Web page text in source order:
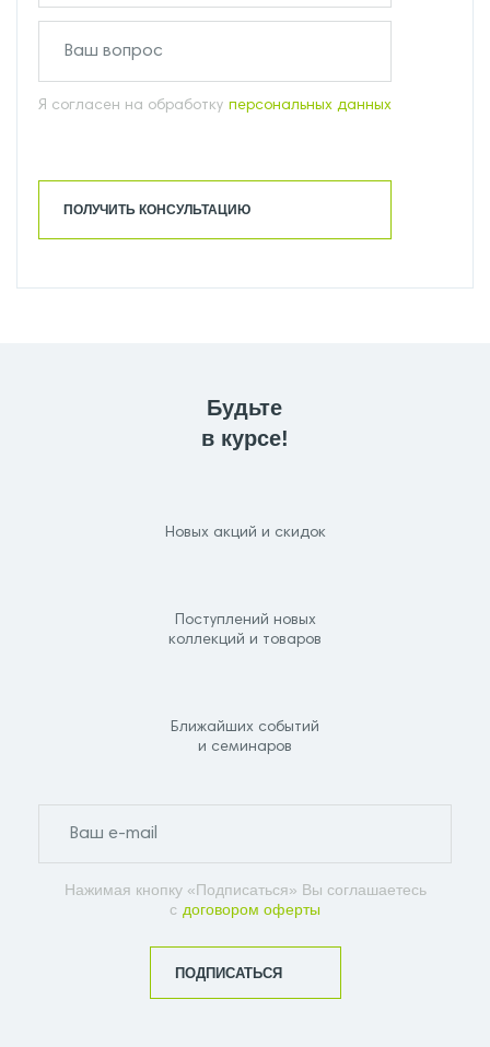
Я согласен на обработку персональных данных
ПОЛУЧИТЬ КОНСУЛЬТАЦИЮ
Будьте
в курсе!
Новых акций и скидок
Поступлений новых
коллекций и товаров
Ближайших событий
и семинаров
Нажимая кнопку «Подписаться» Вы соглашаетесь
с договором оферты
ПОДПИСАТЬСЯ